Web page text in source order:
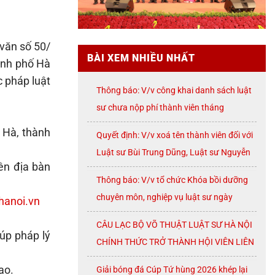
số 50/
phố Hà
pháp luật
thành
địa bàn
pháp lý
BÀI XEM NHIỀU NHẤT
Thông báo: V/v công khai danh sách luật
sư chưa nộp phí thành viên tháng
07/2026
Quyết định: V/v xoá tên thành viên đối với
Luật sư Bùi Trung Dũng, Luật sư Nguyễn
Thị Huế, Luật sư Trần Đình Triển, Luật sư
Lê Thị Oanh
Thông báo: V/v tổ chức Khóa bồi dưỡng
chuyên môn, nghiệp vụ luật sư ngày
08/8/2026 ( thứ Bảy)
CÂU LẠC BỘ VÕ THUẬT LUẬT SƯ HÀ NỘI
CHÍNH THỨC TRỞ THÀNH HỘI VIÊN LIÊN
ĐOÀN VÕ CỔ TRUYỀN THÀNH PHỐ HÀ
Giải bóng đá Cúp Tứ hùng 2026 khép lại